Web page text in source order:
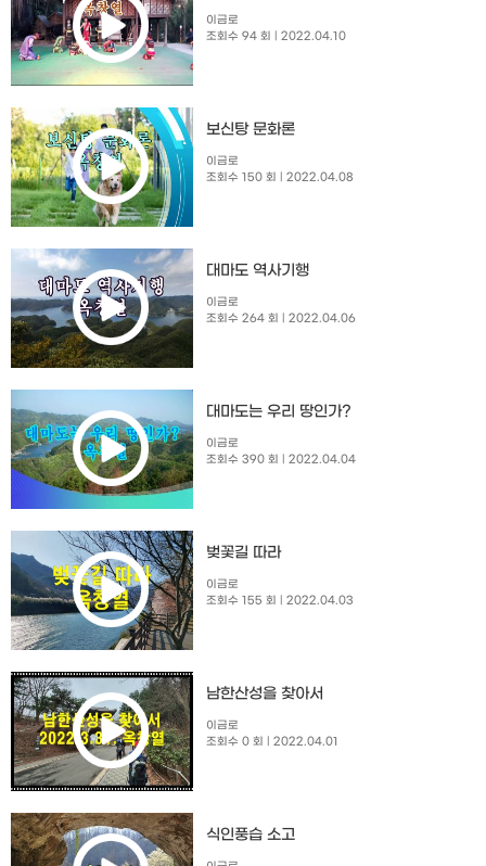
이금로
조회수 94 회
| 2022.04.10
보신탕 문화론
이금로
조회수 150 회
| 2022.04.08
대마도 역사기행
이금로
조회수 264 회
| 2022.04.06
대마도는 우리 땅인가?
이금로
조회수 390 회
| 2022.04.04
벚꽃길 따라
이금로
조회수 155 회
| 2022.04.03
남한산성을 찾아서
이금로
조회수 0 회
| 2022.04.01
식인풍습 소고